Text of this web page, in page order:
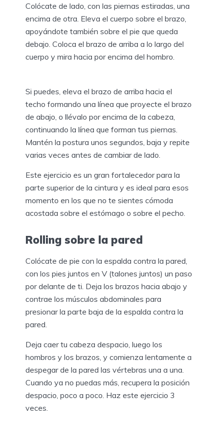
Colócate de lado, con las piernas estiradas, una
encima de otra. Eleva el cuerpo sobre el brazo,
apoyándote también sobre el pie que queda
debajo. Coloca el brazo de arriba a lo largo del
cuerpo y mira hacia por encima del hombro.
Si puedes, eleva el brazo de arriba hacia el
techo formando una línea que proyecte el brazo
de abajo, o llévalo por encima de la cabeza,
continuando la línea que forman tus piernas.
Mantén la postura unos segundos, baja y repite
varias veces antes de cambiar de lado.
Este ejercicio es un gran fortalecedor para la
parte superior de la cintura y es ideal para esos
momento en los que no te sientes cómoda
acostada sobre el estómago o sobre el pecho.
Rolling sobre la pared
Colócate de pie con la espalda contra la pared,
con los pies juntos en V (talones juntos) un paso
por delante de ti. Deja los brazos hacia abajo y
contrae los músculos abdominales para
presionar la parte baja de la espalda contra la
pared.
Deja caer tu cabeza despacio, luego los
hombros y los brazos, y comienza lentamente a
despegar de la pared las vértebras una a una.
Cuando ya no puedas más, recupera la posición
despacio, poco a poco. Haz este ejercicio 3
veces.